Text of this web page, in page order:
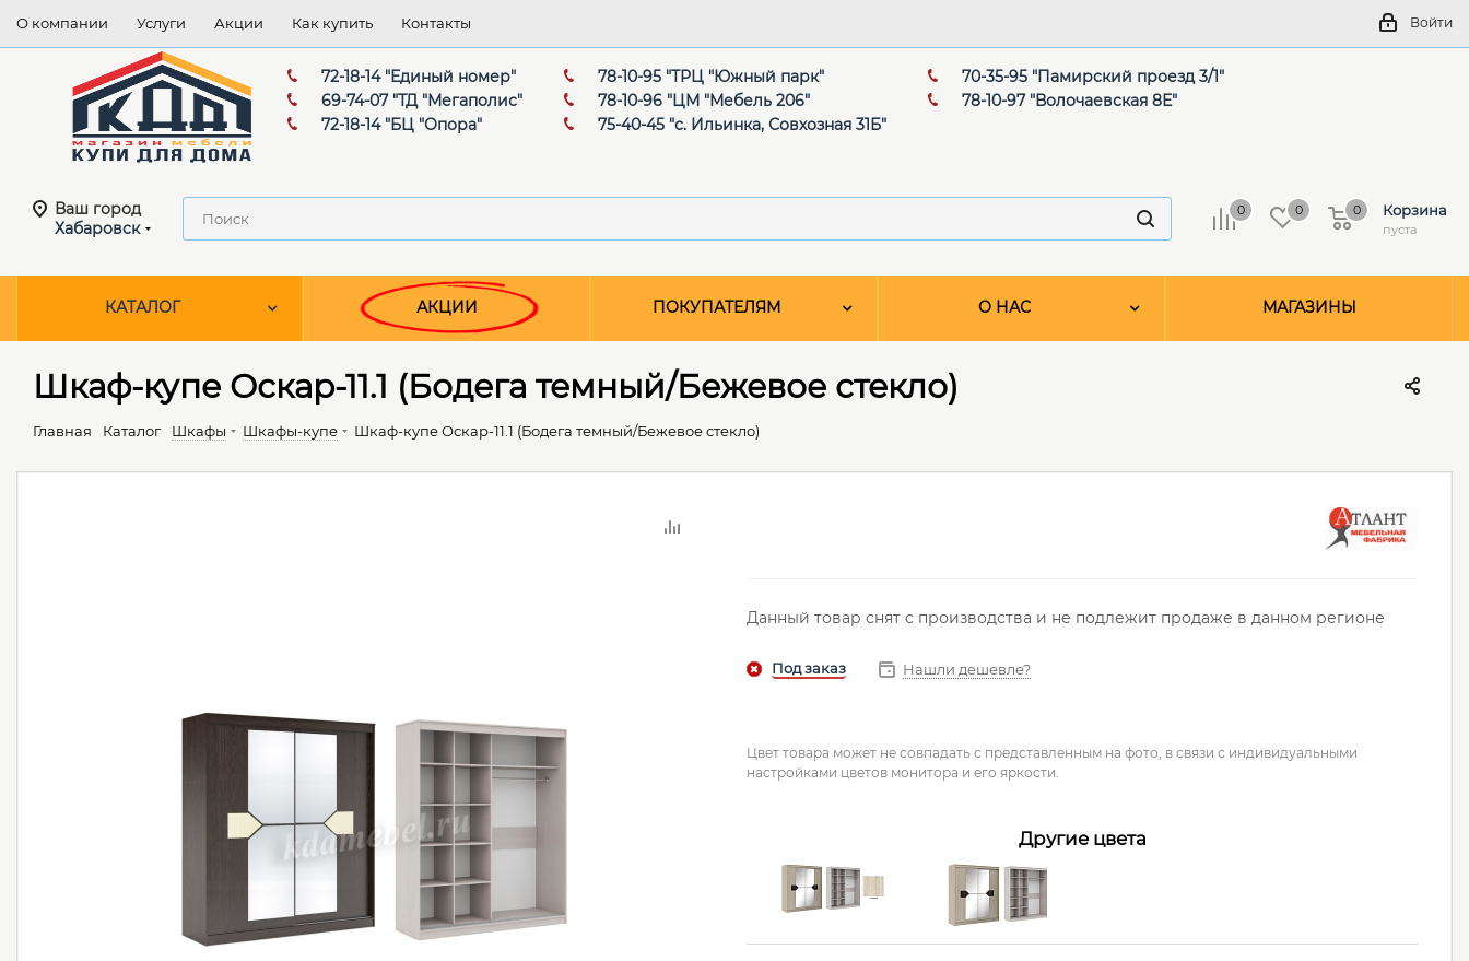
О компании Услуги Акции Как купить Контакты Войти
72-18-14 "Единый номер"
69-74-07 "ТД "Мегаполис"
72-18-14 "БЦ "Опора"
78-10-95 "ТРЦ "Южный парк"
78-10-96 "ЦМ "Мебель 206"
75-40-45 "с. Ильинка, Совхозная 31Б"
70-35-95 "Памирский проезд 3/1"
78-10-97 "Волочаевская 8Е"
Ваш город
Хабаровск
0 0 Корзина
пуста
0
КАТАЛОГ АКЦИИ ПОКУПАТЕЛЯМ О НАС МАГАЗИНЫ
Шкаф-купе Оскар-11.1 (Бодега темный/Бежевое стекло)
Главная Каталог Шкафы Шкафы-купе Шкаф-купе Оскар-11.1 (Бодега темный/Бежевое стекло)
Данный товар снят с производства и не подлежит продаже в данном регионе
Нашли дешевле?
Цвет товара может не совпадать с представленным на фото, в связи с индивидуальными
настройками цветов монитора и его яркости.
Другие цвета